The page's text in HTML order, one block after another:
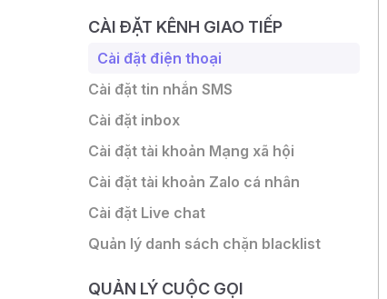
CÀI ĐẶT KÊNH GIAO TIẾP
Cài đặt điện thoại
Cài đặt tin nhắn SMS
Cài đặt inbox
Cài đặt tài khoản Mạng xã hội
Cài đặt tài khoản Zalo cá nhân
Cài đặt Live chat
Quản lý danh sách chặn blacklist
QUẢN LÝ CUỘC GỌI